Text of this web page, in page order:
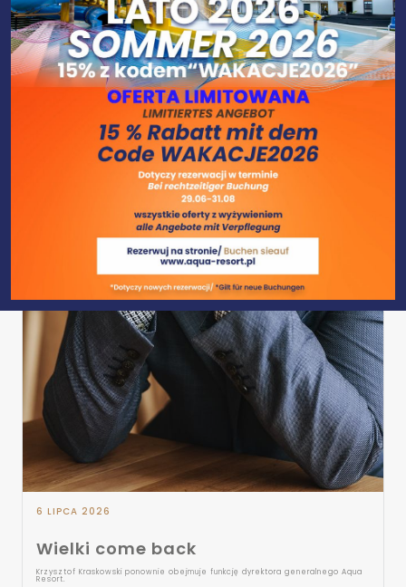
GALERIA
KONTAKT
SPRZEDAŻ APARTAMENTÓW
OFERTY I PROMOCJE
DZIECI
BIZNES
WESELA I PRZYJĘCIA
AJURWEDA
BLOG / WYDARZENIA
6 LIPCA 2026
Wielki come back
Krzysztof Kraskowski ponownie obejmuje funkcję dyrektora generalnego Aqua
Resort.